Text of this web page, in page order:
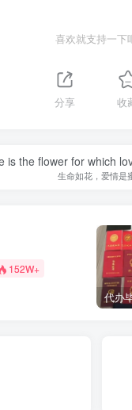
喜欢就支持一下
分享 收
is the flower for which
生命如花，爱情是
152W+